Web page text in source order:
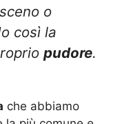
o
così la
pudore.
che abbiamo